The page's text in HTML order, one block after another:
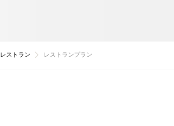
レストラン レストランプラン